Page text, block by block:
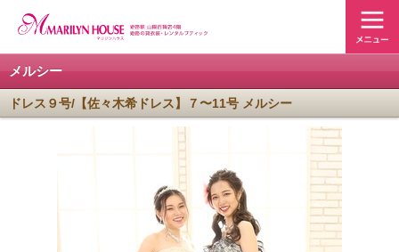
メルシー
ドレス９号/【佐々木希ドレス】７〜11号 メルシー